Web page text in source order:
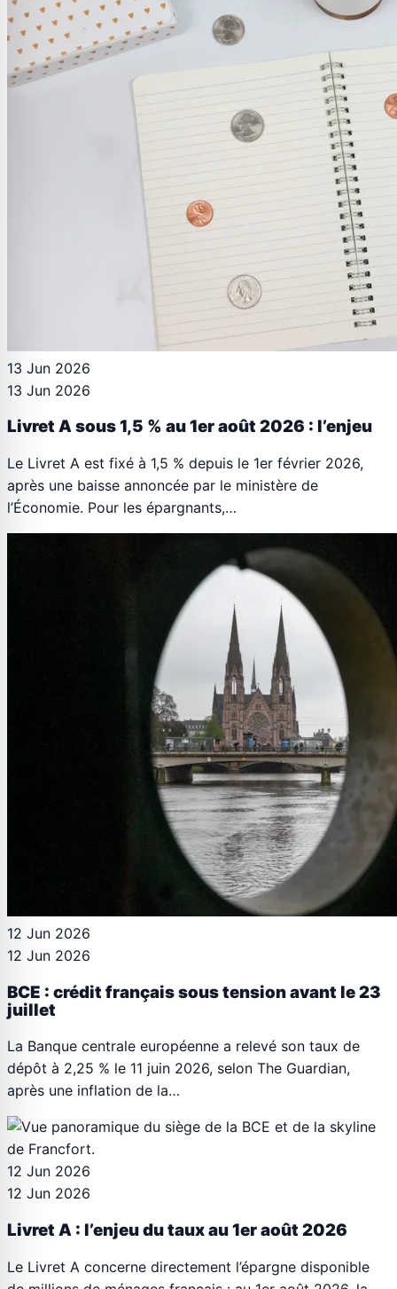
13 Jun 2026
13 Jun 2026
Livret A sous 1,5 % au 1er août 2026 : l’enjeu
Le Livret A est fixé à 1,5 % depuis le 1er février 2026,
après une baisse annoncée par le ministère de
l’Économie. Pour les épargnants,…
12 Jun 2026
12 Jun 2026
BCE : crédit français sous tension avant le 23
juillet
La Banque centrale européenne a relevé son taux de
dépôt à 2,25 % le 11 juin 2026, selon The Guardian,
après une inflation de la…
12 Jun 2026
12 Jun 2026
Livret A : l’enjeu du taux au 1er août 2026
Le Livret A concerne directement l’épargne disponible